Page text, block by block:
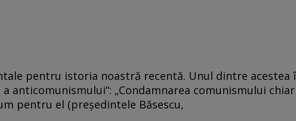
pentru istoria noastră recentă. Unul dintre acestea
anticomunismului“: „Condamnarea comunismului chiar
pentru el (preşedintele Băsescu,